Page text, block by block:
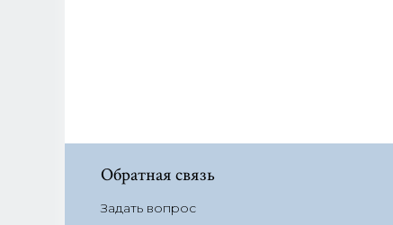
Обратная связь
Задать вопрос